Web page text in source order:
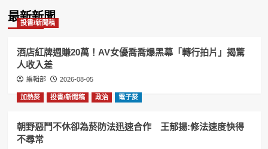
最新新聞
投書/新聞稿
酒店紅牌週賺20萬！AV女優喬喬爆黑幕「轉行拍片」揭驚
人收入差
編輯部 2026-08-05
加熱菸 投書/新聞稿 政治 電子菸
朝野惡鬥不休卻為菸防法迅速合作 王郁揚:修法速度快得
不尋常